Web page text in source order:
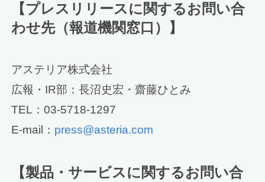
【プレスリリースに関するお問い合
わせ先（報道機関窓口）】
アステリア株式会社
広報・IR部：長沼史宏・齋藤ひとみ
TEL：03-5718-1297
E-mail： press@asteria.com
【製品・サービスに関するお問い合